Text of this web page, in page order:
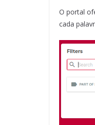
O portal
cada